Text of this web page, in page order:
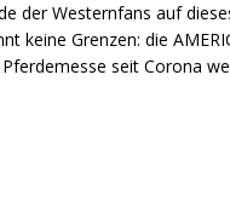
der Westernfans auf
keine Grenzen: die
seit Corona